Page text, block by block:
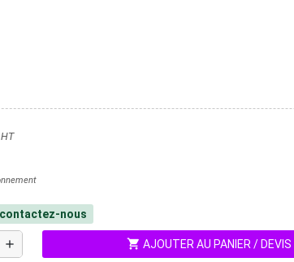
HT
nous
add shopping_cart AJOUTER AU PANIER / DEVIS